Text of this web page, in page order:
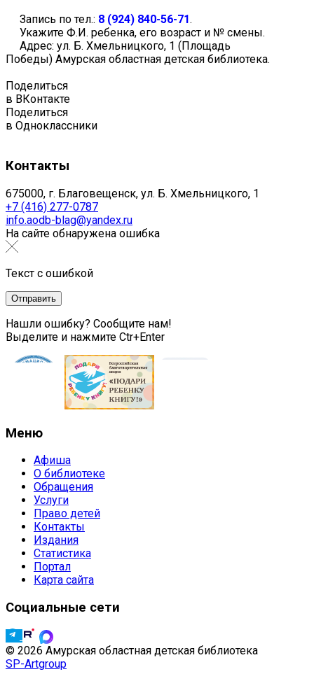
Запись по тел.: 8 (924) 840-56-71.
Укажите Ф.И. ребенка, его возраст и № смены.
Адрес: ул. Б. Хмельницкого, 1 (Площадь
Победы) Амурская областная детская библиотека.
Поделиться
в ВКонтакте
Поделиться
в Одноклассники
Контакты
675000, г. Благовещенск, ул. Б. Хмельницкого, 1
+7 (416) 277-0787
info.aodb-blag@yandex.ru
На сайте обнаружена ошибка
Текст с ошибкой
Нашли ошибку? Сообщите нам!
Выделите и нажмите Ctr+Enter
Меню
Афиша
О библиотеке
Обращения
Услуги
Право детей
Контакты
Издания
Статистика
Портал
Карта сайта
Социальные сети
© 2026 Амурская областная детская библиотека
SP-Artgroup